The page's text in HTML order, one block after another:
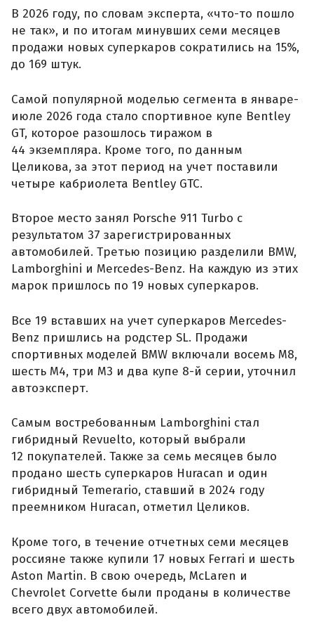
В 2026 году, по словам эксперта, «что-то пошло
не так», и по итогам минувших семи месяцев
продажи новых суперкаров сократились на 15%,
до 169 штук.
Самой популярной моделью сегмента в январе-
июле 2026 года стало спортивное купе Bentley
GT, которое разошлось тиражом в
44 экземпляра. Кроме того, по данным
Целикова, за этот период на учет поставили
четыре кабриолета Bentley GTC.
Второе место занял Porsche 911 Turbo с
результатом 37 зарегистрированных
автомобилей. Третью позицию разделили BMW,
Lamborghini и Mercedes-Benz. На каждую из этих
марок пришлось по 19 новых суперкаров.
Все 19 вставших на учет суперкаров Mercedes-
Benz пришлись на родстер SL. Продажи
спортивных моделей BMW включали восемь M8,
шесть M4, три M3 и два купе 8-й серии, уточнил
автоэксперт.
Самым востребованным Lamborghini стал
гибридный Revuelto, который выбрали
12 покупателей. Также за семь месяцев было
продано шесть суперкаров Huracan и один
гибридный Temerario, ставший в 2024 году
преемником Huracan, отметил Целиков.
Кроме того, в течение отчетных семи месяцев
россияне также купили 17 новых Ferrari и шесть
Aston Martin. В свою очередь, McLaren и
Chevrolet Corvette были проданы в количестве
всего двух автомобилей.